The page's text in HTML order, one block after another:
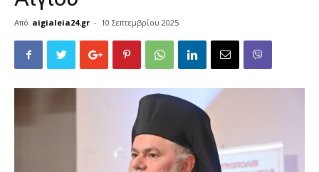
Από aigialeia24.gr - 10 Σεπτεμβρίου 2025